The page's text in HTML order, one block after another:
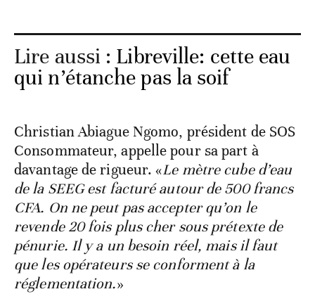
Lire aussi : Libreville: cette eau
qui n’étanche pas la soif
Christian Abiague Ngomo, président de SOS
Consommateur, appelle pour sa part à
davantage de rigueur. «Le mètre cube d’eau
de la SEEG est facturé autour de 500 francs
CFA. On ne peut pas accepter qu’on le
revende 20 fois plus cher sous prétexte de
pénurie. Il y a un besoin réel, mais il faut
que les opérateurs se conforment à la
réglementation.»